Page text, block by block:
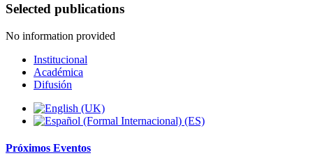
Selected publications
No information provided
Institucional
Académica
Difusión
Próximos Eventos